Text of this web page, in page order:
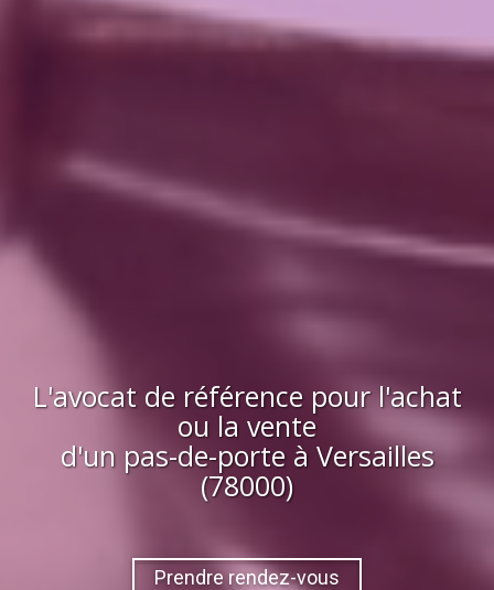
L'avocat de référence pour l'achat
ou la vente
d'un pas-de-porteà Versailles
(78000)
Prendre rendez-vous